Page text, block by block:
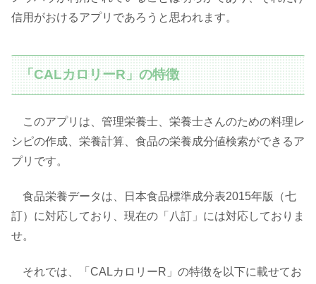
信用がおけるアプリであろうと思われます。
「CALカロリーR」の特徴
このアプリは、管理栄養士、栄養士さんのための料理レ
シピの作成、栄養計算、食品の栄養成分値検索ができるア
プリです。
食品栄養データは、日本食品標準成分表2015年版（七
訂）に対応しており、現在の「八訂」には対応しておりま
せ。
それでは、「CALカロリーR」の特徴を以下に載せてお